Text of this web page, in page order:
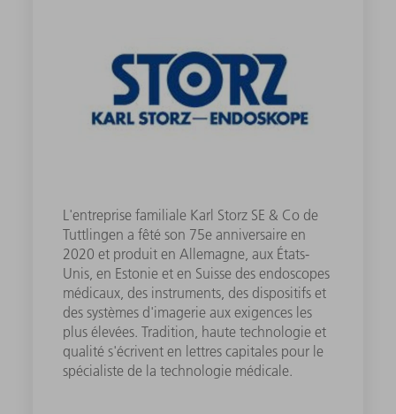
L'entreprise familiale Karl Storz SE & Co de
Tuttlingen a fêté son 75e anniversaire en
2020 et produit en Allemagne, aux États-
Unis, en Estonie et en Suisse des endoscopes
médicaux, des instruments, des dispositifs et
des systèmes d'imagerie aux exigences les
plus élevées. Tradition, haute technologie et
qualité s'écrivent en lettres capitales pour le
spécialiste de la technologie médicale.